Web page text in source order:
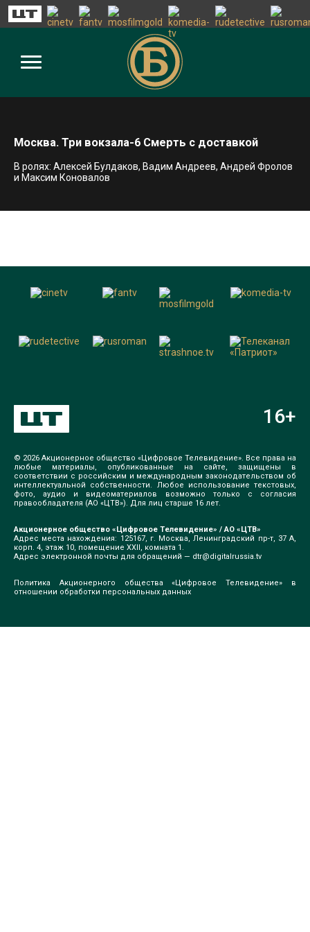
Москва. Три вокзала-6 Смерть с доставкой
В ролях: Алексей Булдаков, Вадим Андреев, Андрей Фролов
и Максим Коновалов
© 2026 Акционерное общество «Цифровое Телевидение». Все права на
любые материалы, опубликованные на сайте, защищены в
соответствии с российским и международным законодательством об
интеллектуальной собственности. Любое использование текстовых,
фото, аудио и видеоматериалов возможно только с согласия
правообладателя (АО «ЦТВ»). Для лиц старше 16 лет.
Акционерное общество «Цифровое Телевидение» / АО «ЦТВ»
Адрес места нахождения: 125167, г. Москва, Ленинградский пр-т, 37 А,
корп. 4, этаж 10, помещение XXII, комната 1.
Адрес электронной почты для обращений — dtr@digitalrussia.tv
Политика Акционерного общества «Цифровое Телевидение» в
отношении обработки персональных данных
16+